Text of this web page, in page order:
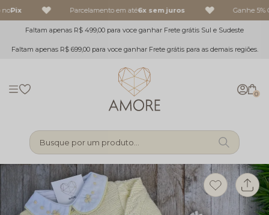
Pix Parcelamento em até6x sem juros Ganhe 5%
Faltam apenas R$ 499,00 para voce ganhar Frete grátis Sul e Sudeste
Faltam apenas R$ 699,00 para voce ganhar Frete grátis para as demais regiões.
0
Busque por um produto...